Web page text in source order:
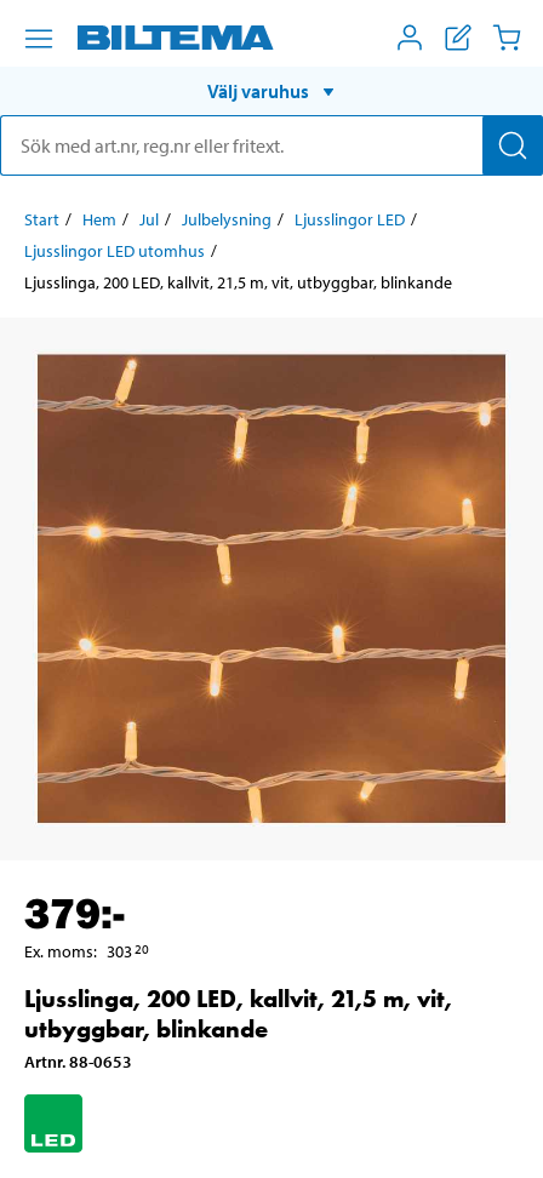
Välj varuhus
Start Hem Jul Julbelysning
Ljusslingor LED
Ljusslingor LED utomhus
Ljusslinga, 200 LED, kallvit, 21,5 m, vit, utbyggbar, blinkande
379:-
Ex. moms: 30320
Ljusslinga, 200 LED, kallvit, 21,5 m, vit,
utbyggbar, blinkande
Artnr.88-0653